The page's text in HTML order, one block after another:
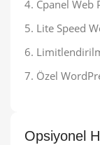
Cpanel Web
Lite Speed
Özel
Opsiyonel